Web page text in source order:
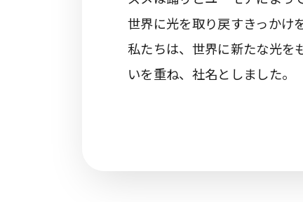
世界に光を取り戻すきっかけ
私たちは、世界に新たな光を
いを重ね、社名としました。